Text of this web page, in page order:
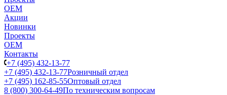
ОЕМ
Акции
Новинки
Проекты
ОЕМ
Контакты
+7 (495) 432-13-77
+7 (495) 432-13-77Розничный отдел
+7 (495) 162-85-55Оптовый отдел
8 (800) 300-64-49По техническим вопросам